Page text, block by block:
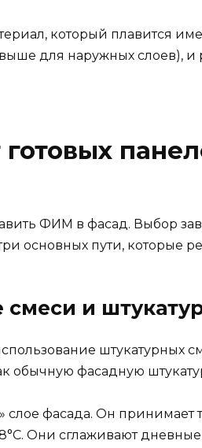
который плавится
для наружных слоев), и
ФИМ в фасад. Выбор
основных пути, которые
смеси и
штукатурных
обычную фасадную
слое фасада. Он
Они сглаживают